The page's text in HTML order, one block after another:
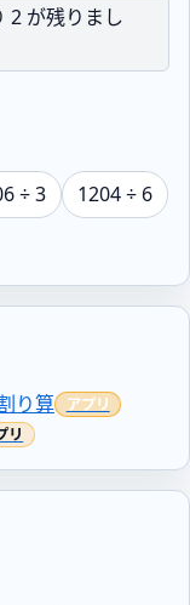
2 が残りまし
÷ 3
1204 ÷ 6
り算